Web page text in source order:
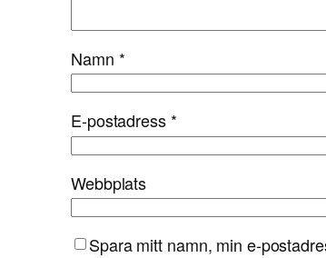
Namn *
E-postadress *
Webbplats
Spara mitt namn, min e-